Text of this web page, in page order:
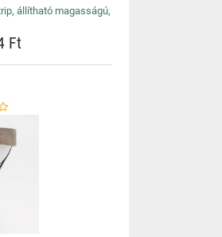
állítható magasságú,
Ft